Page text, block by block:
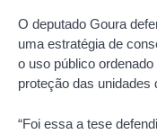
O deputado Goura
uma estratégia de
o uso público
proteção das unidades
“Foi essa a tese